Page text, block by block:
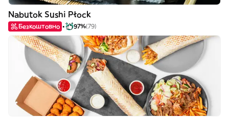
Nabutok Sushi Płock
Безкоштовно 97%(79)